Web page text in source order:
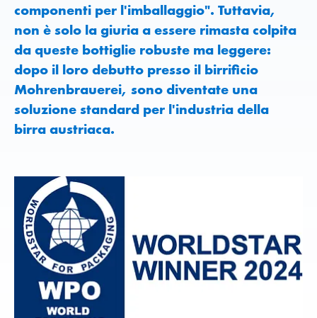
componenti per l'imballaggio". Tuttavia,
non è solo la giuria a essere rimasta colpita
da queste bottiglie robuste ma leggere:
dopo il loro debutto presso il birrificio
Mohrenbrauerei, sono diventate una
soluzione standard per l'industria della
birra austriaca.